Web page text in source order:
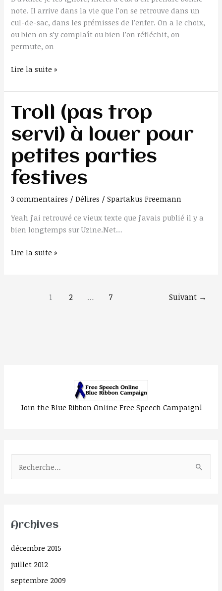
note. Il arrive dans la vie que l’on se retrouve dans un
cul-de-sac, dans les prémisses de l’enfer. On a le choix,
ou bien on s’y complaît ou bien l’on réfléchit, on
permute, on
Lire la suite »
Troll (pas trop
servi) à louer pour
petites parties
festives
3 commentaires /Délires /Spartakus Freemann
Yeah j’ai retrouvé ce vieux texte que j’avais publié il y a
bien longtemps sur Uzine.Net…
Troll
(pas
trop
servi)
à
louer
pour
parties
festives
Lire la suite »
1 2 … 7 Suivant →
Join the Blue Ribbon Online Free Speech Campaign!
e
e
h
e
Archives
décembre 2015
juillet 2012
septembre 2009